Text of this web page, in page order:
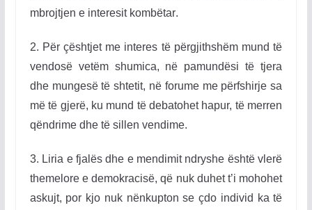
mbrojtjen e interesit kombëtar.
2. Për çështjet me interes të përgjithshëm mund të
vendosë vetëm shumica, në pamundësi të tjera
dhe mungesë të shtetit, në forume me përfshirje sa
më të gjerë, ku mund të debatohet hapur, të merren
qëndrime dhe të sillen vendime.
3. Liria e fjalës dhe e mendimit ndryshe është vlerë
themelore e demokracisë, që nuk duhet t’i mohohet
askujt, por kjo nuk nënkupton se çdo individ ka të